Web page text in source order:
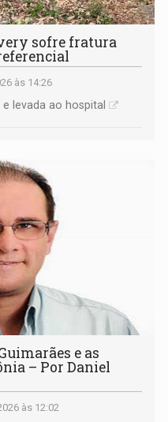
sofre fratura
às 14:26
levada ao hospital
e as
– Por Daniel
às 12:02